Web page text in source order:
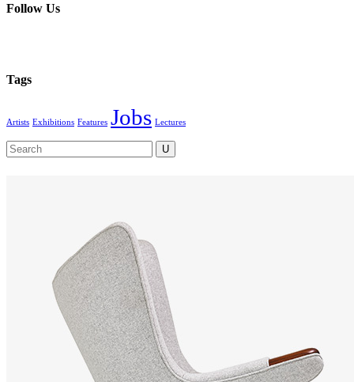
Follow Us
Tags
Artists Exhibitions Features Jobs Lectures